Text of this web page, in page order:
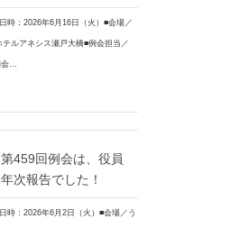
時：2026年6月16日（火）■会場／
テルアネシス瀬戸大橋■例会担当／
会…
第459回例会は、役員
年次報告でした！
時：2026年6月2日（火）■会場／う